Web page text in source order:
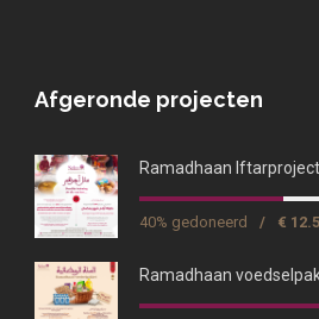
Afgeronde projecten
Ramadhaan
40% gedoneerd / €
Ramadhaan